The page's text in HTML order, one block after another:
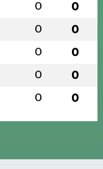
0 0
0 0
0 0
0 0
0 0